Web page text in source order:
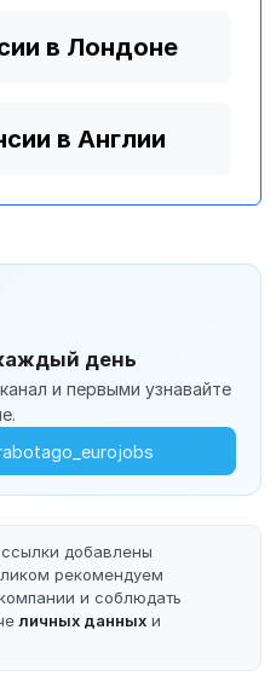
в Лондоне
в Англии
день
и первыми узнавайте
добавлены
рекомендуем
и соблюдать
личных данных и